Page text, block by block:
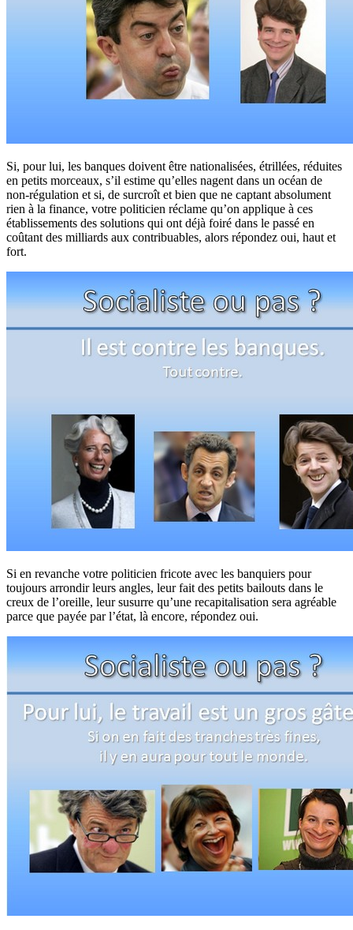
Si, pour lui, les banques doivent être nationalisées, étrillées, réduites
en petits morceaux, s’il estime qu’elles nagent dans un océan de
non-régulation et si, de surcroît et bien que ne captant absolument
rien à la finance, votre politicien réclame qu’on applique à ces
établissements des solutions qui ont déjà foiré dans le passé en
coûtant des milliards aux contribuables, alors répondez oui, haut et
fort.
Si en revanche votre politicien fricote avec les banquiers pour
toujours arrondir leurs angles, leur fait des petits bailouts dans le
creux de l’oreille, leur susurre qu’une recapitalisation sera agréable
parce que payée par l’état, là encore, répondez oui.